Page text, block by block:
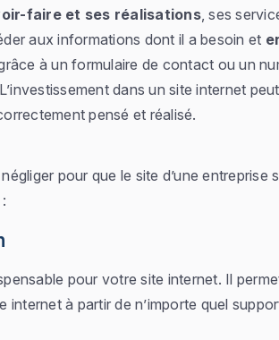
faire et ses réalisations, ses
aux informations dont il a besoin et
à un formulaire de contact ou un
dans un site internet
pensé et réalisé.
pour que le site d’une entreprise
pour votre site internet. Il
internet à partir de n’importe quel